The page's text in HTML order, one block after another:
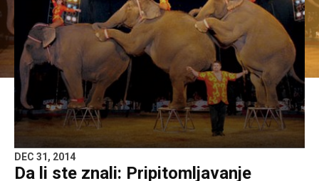
DEC 31, 2014
Da li ste znali: Pripitomljavanje